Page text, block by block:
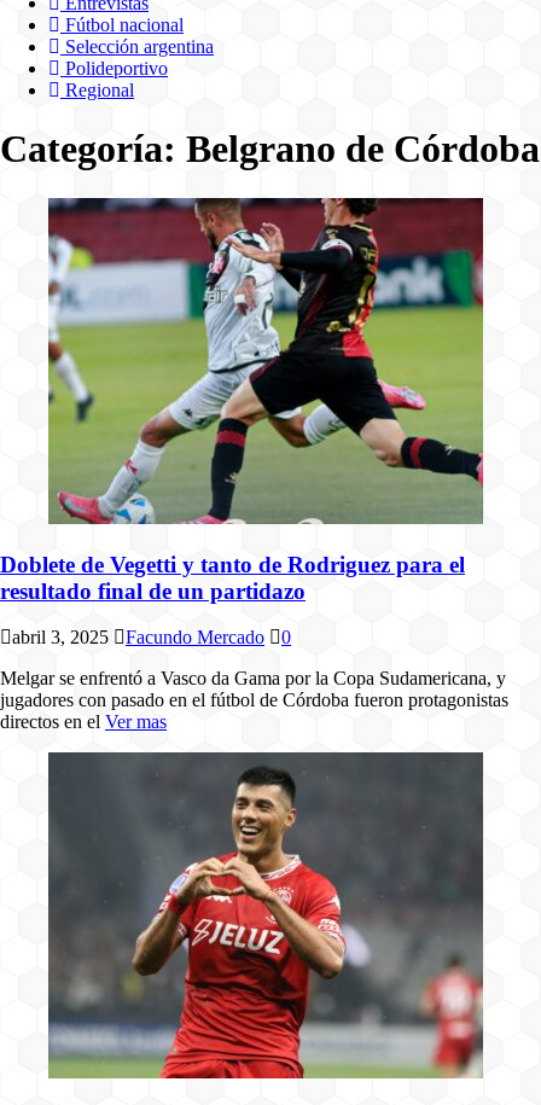
Fútbol nacional
Selección argentina
Polideportivo
Regional
Categoría: Belgrano de Córdoba
Doblete de Vegetti y tanto de Rodriguez para el
resultado final de un partidazo
abril 3, 2025 Facundo Mercado
0
Melgar se enfrentó a Vasco da Gama por la Copa Sudamericana, y
jugadores con pasado en el fútbol de Córdoba fueron protagonistas
directos en el Ver mas